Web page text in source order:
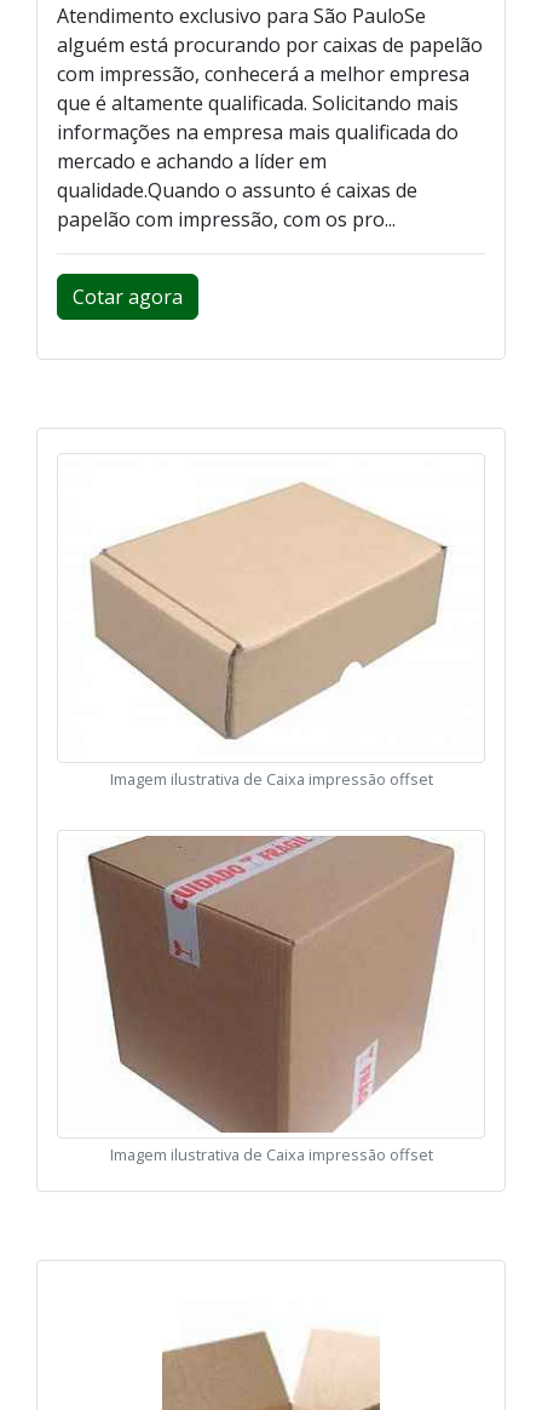
Atendimento exclusivo para São PauloSe
alguém está procurando por caixas de papelão
com impressão, conhecerá a melhor empresa
que é altamente qualificada. Solicitando mais
informações na empresa mais qualificada do
mercado e achando a líder em
qualidade.Quando o assunto é caixas de
papelão com impressão, com os pro...
Cotar agora
Imagem ilustrativa de Caixa impressão offset
Imagem ilustrativa de Caixa impressão offset